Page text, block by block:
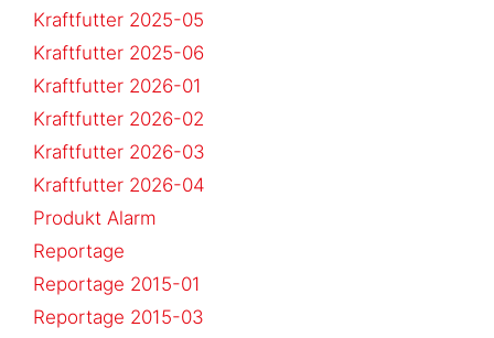
Kraftfutter 2025-05
Kraftfutter 2025-06
Kraftfutter 2026-01
Kraftfutter 2026-02
Kraftfutter 2026-03
Kraftfutter 2026-04
Produkt Alarm
Reportage
Reportage 2015-01
Reportage 2015-03